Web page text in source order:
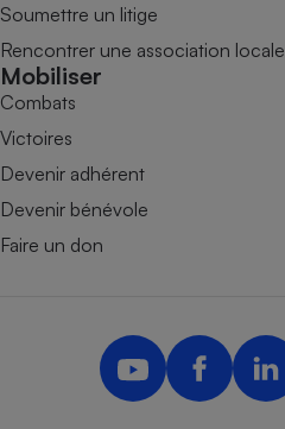
Soumettre un litige
Rencontrer une association locale
Mobiliser
Combats
Victoires
Devenir adhérent
Devenir bénévole
Faire un don